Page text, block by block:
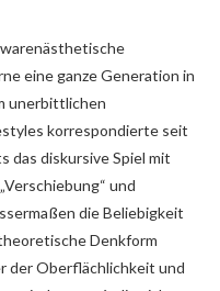
eine ganze Generation in
unerbittlichen
korrespondierte seit
das diskursive Spiel mit
und
die Beliebigkeit
Denkform
der Oberflächlichkeit und